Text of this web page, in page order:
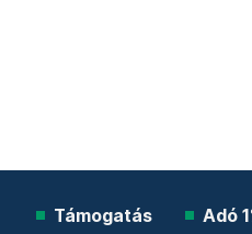
Támogatás Adó